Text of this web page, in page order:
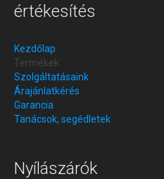
értékesítés
Kezdőlap
Termékek
Szolgáltatásaink
Árajánlatkérés
Garancia
Tanácsok, segédletek
Nyílászárók